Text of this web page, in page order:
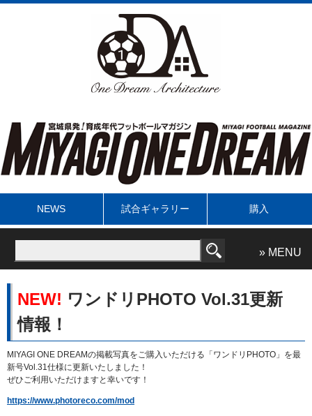
NEWS 試合ギャラリー 購入
» MENU
NEW! ワンドリPHOTO Vol.31更新
情報！
MIYAGI ONE DREAMの掲載写真をご購入いただける「ワンドリPHOTO」を最
新号Vol.31仕様に更新いたしました！
ぜひご利用いただけますと幸いです！
https://www.photoreco.com/mod